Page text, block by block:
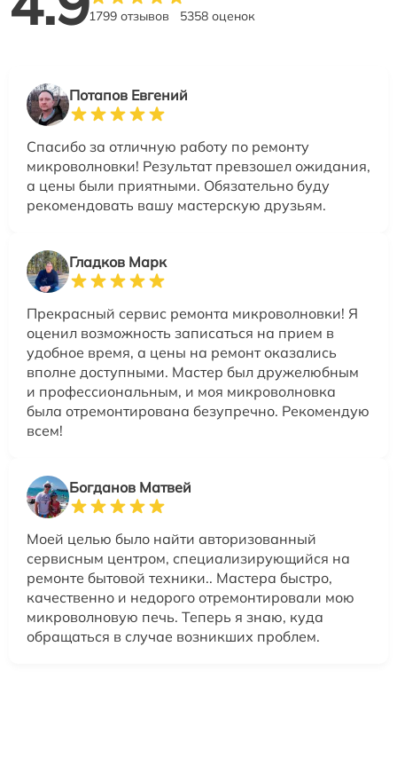
1799 отзывов 5358 оценок
Потапов Евгений
Спасибо за отличную работу по ремонту
микроволновки! Результат превзошел ожидания,
а цены были приятными. Обязательно буду
рекомендовать вашу мастерскую друзьям.
Гладков Марк
Прекрасный сервис ремонта микроволновки! Я
оценил возможность записаться на прием в
удобное время, а цены на ремонт оказались
вполне доступными. Мастер был дружелюбным
и профессиональным, и моя микроволновка
была отремонтирована безупречно. Рекомендую
всем!
Богданов Матвей
Моей целью было найти авторизованный
сервисным центром, специализирующийся на
ремонте бытовой техники.. Мастера быстро,
качественно и недорого отремонтировали мою
микроволновую печь. Теперь я знаю, куда
обращаться в случае возникших проблем.